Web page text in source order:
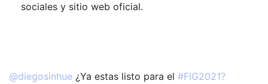
sociales y sitio web oficial.
@diegosinhue ¿Ya estas listo para el #FIG2021?